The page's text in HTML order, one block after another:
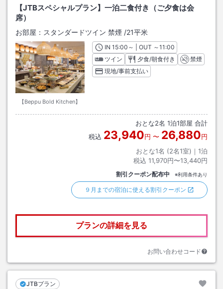
【JTBスペシャルプラン】一泊二食付き（ご夕食は会
席）
お部屋： スタンダードツイン 禁煙 /21平米
【Beppu Bold Kitchen】
INチェックイン
15:00 ～ | OUT チェックアウト
～11:00
ツイン
夕食/朝食付き
禁煙
現地/事前支払い
おとな2名 1泊1部屋 合計
税込 23,940円 〜 26,880円
おとな1名 (2名1室)｜ 1泊
税込 11,970円〜13,440円
割引クーポン配布中 ※利用条件あり
９月までの宿泊に使える割引クーポン
プランの詳細を見る
お問い合わせコード
JTBプラン